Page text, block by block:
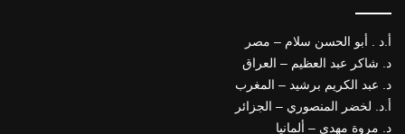
أ.د . أبو الحسن سلام – مصر
د. شاكر عبد العظيم – العراق
د. عبد الكريم برشيد – المغرب
أ.د. لخضر المنصوري – الجزائر
د. مروة مهدي – ألمانيا